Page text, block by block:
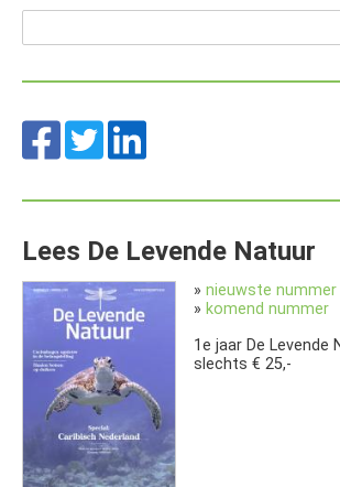
Lees De Levende Natuur
» nieuwste nummer
» komend nummer
1e jaar De Levende
slechts € 25,-